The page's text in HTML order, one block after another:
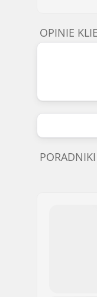
OPINIE
PORADNIKI